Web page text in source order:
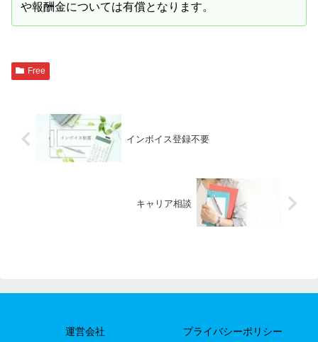
や報酬金については有償となります。
Free
インボイス登録不要
キャリア相談
運営会社 プライバシーポリシー